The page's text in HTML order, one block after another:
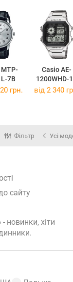
7B
Casio AE-
1200WHD-
грн. від 2 340
Фільтр Усі
сайту
новинки, хіти
.